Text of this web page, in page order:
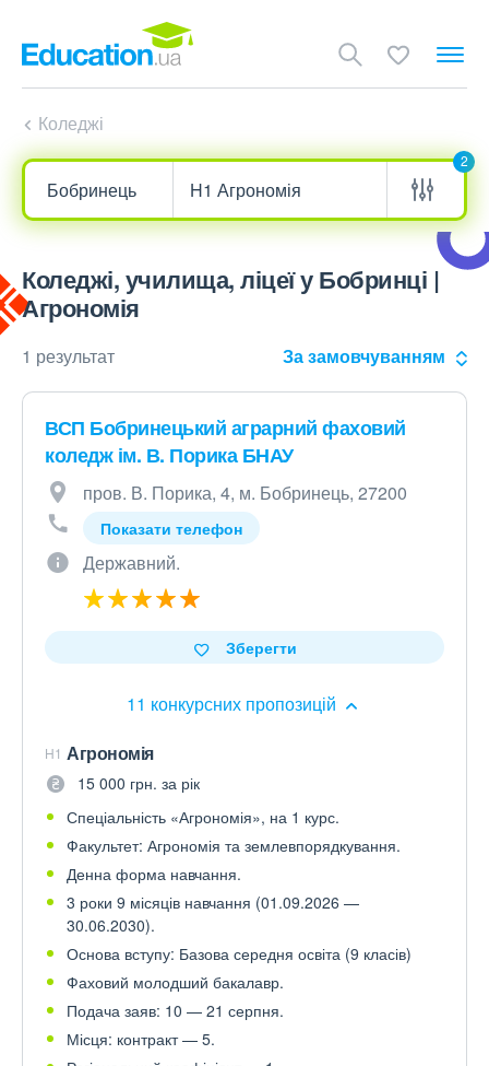
Коледжі
2
Коледжі, училища, ліцеї у Бобринці |
Агрономія
1 результат За замовчуванням
ВСП Бобринецький аграрний фаховий
коледж ім. В. Порика БНАУ
пров. В. Порика, 4, м. Бобринець, 27200
Показати телефон
Державний.
11 конкурсних пропозицій
Зберегти
H1 Агрономія
15 000 грн. за рік
Спеціальність «Агрономія», на 1 курс.
Факультет: Агрономія та землевпорядкування.
Денна форма навчання.
3 роки 9 місяців навчання (01.09.2026 —
30.06.2030).
Основа вступу: Базова середня освіта (9 класів)
Фаховий молодший бакалавр.
Подача заяв: 10 — 21 серпня.
Місця: контракт — 5.